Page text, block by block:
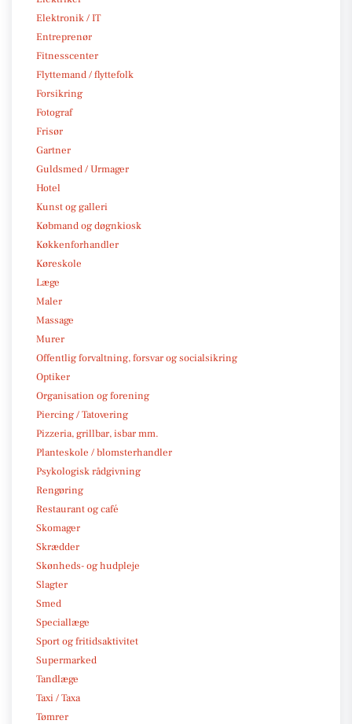
Elektronik / IT
Entreprenør
Fitnesscenter
Flyttemand / flyttefolk
Forsikring
Fotograf
Frisør
Gartner
Guldsmed / Urmager
Hotel
Kunst og galleri
Købmand og døgnkiosk
Køkkenforhandler
Køreskole
Læge
Maler
Massage
Murer
Offentlig forvaltning, forsvar og socialsikring
Optiker
Organisation og forening
Piercing / Tatovering
Pizzeria, grillbar, isbar mm.
Planteskole / blomsterhandler
Psykologisk rådgivning
Rengøring
Restaurant og café
Skomager
Skrædder
Skønheds- og hudpleje
Slagter
Smed
Speciallæge
Sport og fritidsaktivitet
Supermarked
Tandlæge
Taxi / Taxa
Tømrer